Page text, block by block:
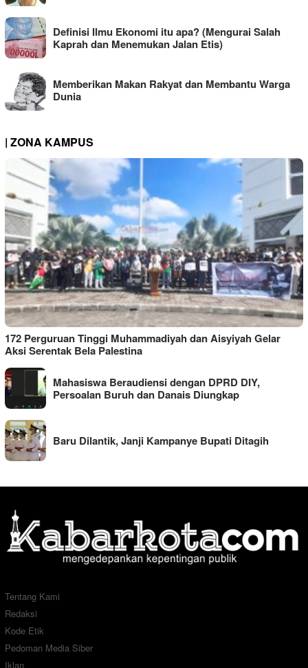
Definisi Ilmu Ekonomi itu apa? (Mengurai Salah
Kaprah dan Menemukan Jalan Etis)
Memberikan Makan Rakyat dan Membantu Warga
Dunia
| ZONA KAMPUS
172 Perguruan Tinggi Muhammadiyah dan Aisyiyah Gelar
Aksi Serentak Bela Palestina
Mahasiswa Beraudiensi dengan DPRD DIY,
Persoalan Buruh dan Danais Diungkap
Baru Dilantik, Janji Kampanye Bupati Ditagih
Tentang Kami
Redaksi
Kode Etik
Pedoman Media Siber
Iklan